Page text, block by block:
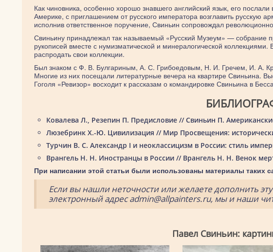
Как чиновника, особенно хорошо знавшего английский язык, его
Америке, с приглашением от русского императора возглавить русскую
исполнив ответственное поручение, Свиньин сопровождал
Свиньину принадлежал так называемый «Русский Музеум» — собрание
рукописей вместе с нумизматической и минералогической
распродать свои коллекции.
Был знаком с Ф. В. Булгариным, А. С. Грибоедовым, Н. И. Гречем, И. А.
Многие из них посещали литературные вечера на квартире Свиньина.
Гоголя «Ревизор» восходит к рассказам о командировке Свиньина в
Ковалева Л., Резепин П. Предисловие // Свиньин П.
Люзебринк Х.-Ю. Цивилизация // Мир Просвещения:
Турчин В. С. Александр I и неоклассицизм в России: стиль
Врангель Н. Н. Иностранцы в России // Врангель Н. Н. Венок
При написании этой статьи были использованы материалы таких
Если вы нашли неточности или желаете дополнить
электронный адрес admin@allpainters.ru, мы и наши
Павел Свиньин: